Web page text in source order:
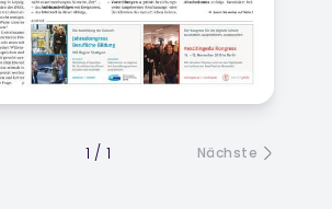
1 / 1 Nächste